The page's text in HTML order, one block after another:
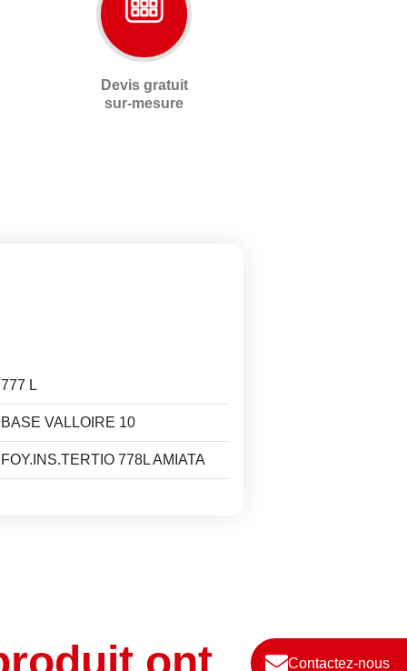
Contactez-nous
Devis gratuit
sur-mesure
777 L
BASE VALLOIRE 10
FOY.INS.TERTIO 778L AMIATA